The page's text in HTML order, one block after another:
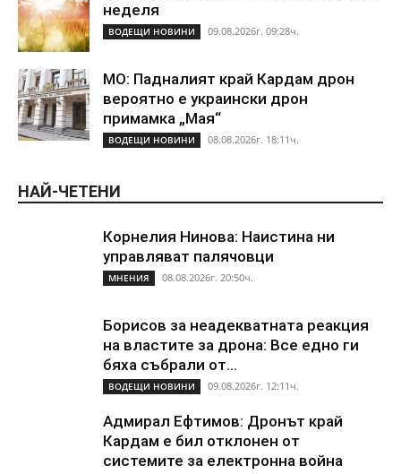
неделя
ВОДЕЩИ НОВИНИ 09.08.2026г. 09:28ч.
МО: Падналият край Кардам дрон
вероятно е украински дрон
примамка „Мая“
ВОДЕЩИ НОВИНИ 08.08.2026г. 18:11ч.
НАЙ-ЧЕТЕНИ
Корнелия Нинова: Наистина ни
управляват палячовци
МНЕНИЯ 08.08.2026г. 20:50ч.
Борисов за неадекватната реакция
на властите за дрона: Все едно ги
бяха събрали от...
ВОДЕЩИ НОВИНИ 09.08.2026г. 12:11ч.
Адмирал Ефтимов: Дронът край
Кардам е бил отклонен от
системите за електронна война